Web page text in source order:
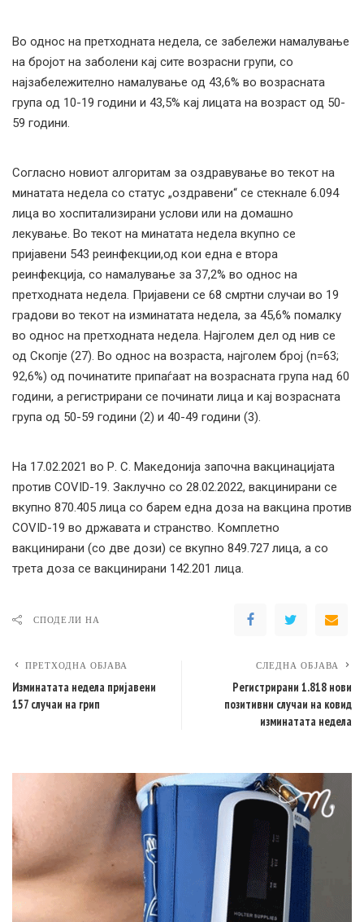
Во однос на претходната недела, се забележи намалување
на бројот на заболени кај сите возрасни групи, со
најзабележително намалување од 43,6% во возрасната
група од 10-19 години и 43,5% кај лицата на возраст од 50-
59 години.
Согласно новиот алгоритам за оздравување во текот на
минатата недела со статус „оздравени“ се стекнале 6.094
лица во хоспитализирани услови или на домашно
лекување. Во текот на минатата недела вкупно се
пријавени 543 реинфекции,од кои една е втора
реинфекција, со намалување за 37,2% во однос на
претходната недела. Пријавени се 68 смртни случаи во 19
градови во текот на изминатата недела, за 45,6% помалку
во однос на претходната недела. Најголем дел од нив се
од Скопје (27). Во однос на возраста, најголем број (n=63;
92,6%) од починатите припаѓаат на возрасната група над 60
години, а регистрирани се починати лица и кај возрасната
група од 50-59 години (2) и 40-49 години (3).
На 17.02.2021 во Р. С. Македонија започна вакцинацијата
против COVID-19. Заклучно со 28.02.2022, вакцинирани се
вкупно 870.405 лица со барем една доза на вакцина против
COVID-19 во државата и странство. Комплетно
вакцинирани (со две дози) се вкупно 849.727 лица, а со
трета доза се вакцинирани 142.201 лица.
СПОДЕЛИ НА
ПРЕТХОДНА ОБЈАВА
Изминатата недела пријавени
157 случаи на грип
СЛЕДНА ОБЈАВА
Регистрирани 1.818 нови
позитивни случаи на ковид
изминатата недела